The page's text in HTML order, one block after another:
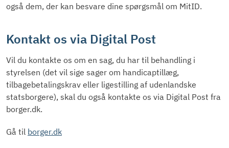
også dem, der kan besvare dine spørgsmål om MitID.
Kontakt os via Digital Post
Vil du kontakte os om en sag, du har til behandling i
styrelsen (det vil sige sager om handicaptillæg,
tilbagebetalingskrav eller ligestilling af udenlandske
statsborgere), skal du også kontakte os via Digital Post fra
borger.dk.
Gå til borger.dk